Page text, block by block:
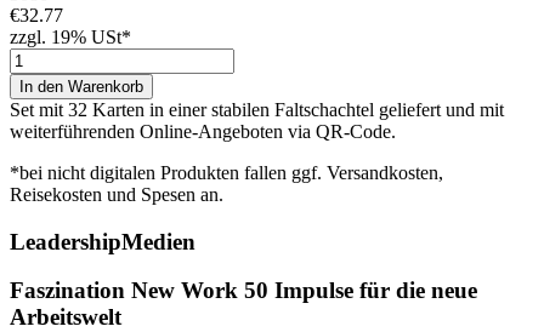
€32.77
zzgl. 19% USt*
Set mit 32 Karten in einer stabilen Faltschachtel geliefert und mit
weiterführenden Online-Angeboten via QR-Code.
*bei nicht digitalen Produkten fallen ggf. Versandkosten,
Reisekosten und Spesen an.
LeadershipMedien
Faszination New Work 50 Impulse für die neue
Arbeitswelt